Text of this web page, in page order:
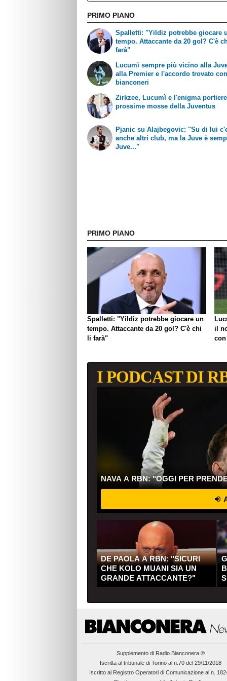
PRIMO PIANO
Spalletti: "Yildiz potrebbe giocare
tempo. Attaccante da 20 gol? C'è
farà"
Lucumì sempre più vicino alla
alla Premier e l'accordo trovato
bianconeri
Zirkzee, Lucumì e l'enigma
prossime mosse della Juventus
Pjanic su Alajbegovic: "Su di lui
anche altri club, ma la Juve è
Juve..."
PRIMO PIANO
Spalletti: "Yildiz potrebbe giocare un
tempo. Attaccante da 20 gol? C'è chi
li farà"
il
I PODCAST DI
NAVA A RBN: "OGGI PER
DE PAOLA A RBN: "SICURI
CHE KOLO MUANI SIA UN
GRANDE ATTACCANTE?"
Supplemento di Radio Bianconera ®
Iscritta al tribunale di Torino al n.70 del 29/11/2018
Iscritto al Registro Operatori di Comunicazione al n.